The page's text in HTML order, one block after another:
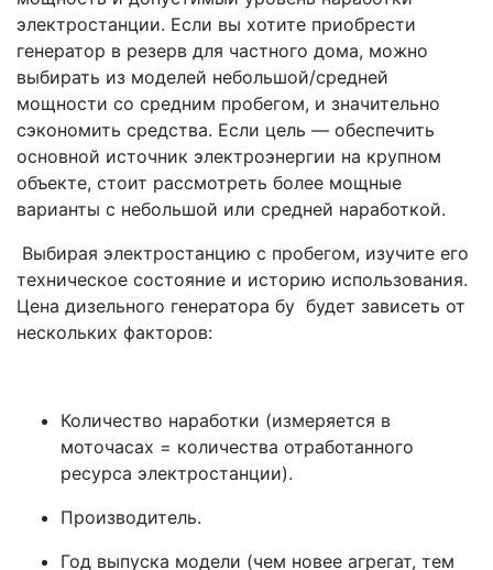
электростанции. Если вы хотите приобрести
генератор в резерв для частного дома, можно
выбирать из моделей небольшой/средней
мощности со средним пробегом, и значительно
сэкономить средства. Если цель — обеспечить
основной источник электроэнергии на крупном
объекте, стоит рассмотреть более мощные
варианты с небольшой или средней наработкой.
Выбирая электростанцию с пробегом, изучите его
техническое состояние и историю использования.
Цена дизельного генератора бу будет зависеть от
нескольких факторов:
Количество наработки (измеряется в
моточасах = количества отработанного
ресурса электростанции).
Производитель.
Год выпуска модели (чем новее агрегат, тем